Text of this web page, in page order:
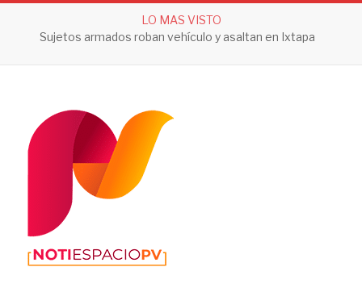
LO MAS VISTO
Sujetos armados roban vehículo y asaltan en Ixtapa